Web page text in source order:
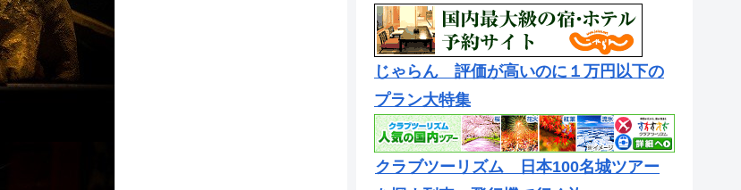
じゃらん 評価が高いのに１万円以下の
プラン大特集
クラブツーリズム 日本100名城ツアー